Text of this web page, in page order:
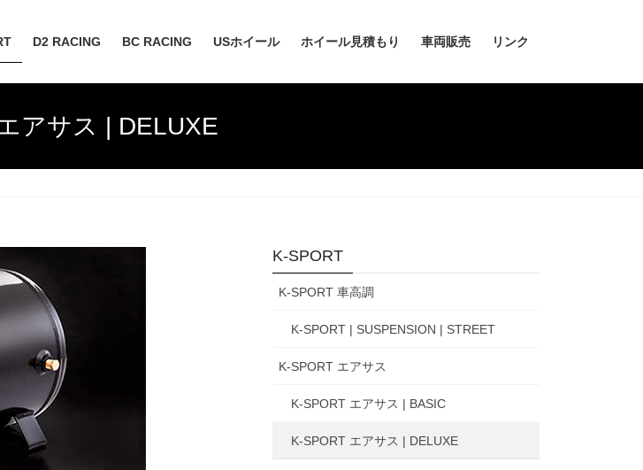
D2 RACING BC RACING USホイール ホイール見積もり 車両販売 リンク
アサス | DELUXE
K-SPORT
K-SPORT 車高調
K-SPORT | SUSPENSION | STREET
K-SPORT エアサス
K-SPORT エアサス | BASIC
K-SPORT エアサス | DELUXE